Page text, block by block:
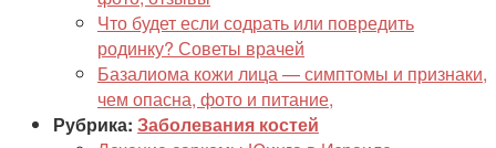
Что будет если содрать или повредить
родинку? Советы врачей
Базалиома кожи лица — симптомы и признаки,
чем опасна, фото и питание,
Рубрика: Заболевания костей